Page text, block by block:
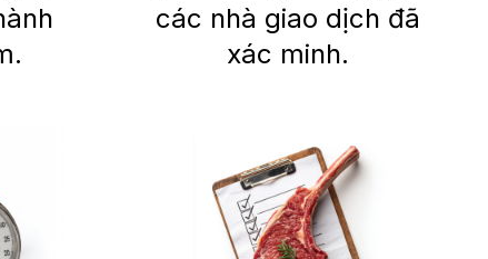
các nhà giao dịch đã
xác minh.